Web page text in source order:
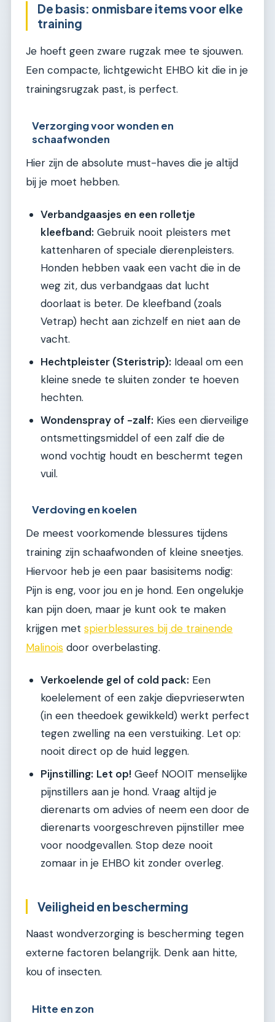
De basis: onmisbare items voor elke
training
Je hoeft geen zware rugzak mee te sjouwen.
Een compacte, lichtgewicht EHBO kit die in je
trainingsrugzak past, is perfect.
Verzorging voor wonden en
schaafwonden
Hier zijn de absolute must-haves die je altijd
bij je moet hebben.
Verbandgaasjes en een rolletje
kleefband: Gebruik nooit pleisters met
kattenharen of speciale dierenpleisters.
Honden hebben vaak een vacht die in de
weg zit, dus verbandgaas dat lucht
doorlaat is beter. De kleefband (zoals
Vetrap) hecht aan zichzelf en niet aan de
vacht.
Hechtpleister (Steristrip): Ideaal om een
kleine snede te sluiten zonder te hoeven
hechten.
Wondenspray of -zalf: Kies een dierveilige
ontsmettingsmiddel of een zalf die de
wond vochtig houdt en beschermt tegen
vuil.
Verdoving en koelen
De meest voorkomende blessures tijdens
training zijn schaafwonden of kleine sneetjes.
Hiervoor heb je een paar basisitems nodig:
Pijn is eng, voor jou en je hond. Een ongelukje
kan pijn doen, maar je kunt ook te maken
krijgen met spierblessures bij de trainende
Malinois door overbelasting.
Verkoelende gel of cold pack: Een
koelelement of een zakje diepvrieserwten
(in een theedoek gewikkeld) werkt perfect
tegen zwelling na een verstuiking. Let op:
nooit direct op de huid leggen.
Pijnstilling: Let op! Geef NOOIT menselijke
pijnstillers aan je hond. Vraag altijd je
dierenarts om advies of neem een door de
dierenarts voorgeschreven pijnstiller mee
voor noodgevallen. Stop deze nooit
zomaar in je EHBO kit zonder overleg.
Veiligheid en bescherming
Naast wondverzorging is bescherming tegen
externe factoren belangrijk. Denk aan hitte,
kou of insecten.
Hitte en zon